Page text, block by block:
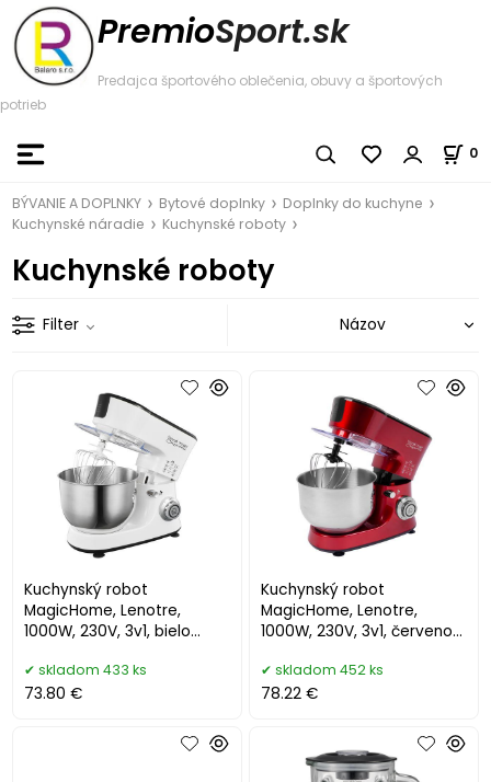
PremioSport.sk
Predajca športového oblečenia, obuvy a športových
potrieb
0
BÝVANIE A DOPLNKY Bytové doplnky
Doplnky do kuchyne
Kuchynské náradie
Kuchynské roboty
Kuchynské roboty
Filter
Kuchynský robot
MagicHome, Lenotre,
1000W, 230V, 3v1, bielo
skladom 433 ks
73.80 €
Kuchynský robot
MagicHome, Lenotre,
1000W, 230V, 3v1, červeno-
skladom 452 ks
78.22 €